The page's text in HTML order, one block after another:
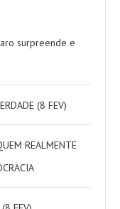
surpreende e
(8 FEV)
REALMENTE